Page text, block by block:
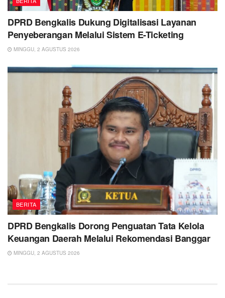
DPRD Bengkalis Dukung Digitalisasi Layanan
Penyeberangan Melalui Sistem E-Ticketing
MINGGU, 2 AGUSTUS 2026
BERITA
DPRD Bengkalis Dorong Penguatan Tata Kelola
Keuangan Daerah Melalui Rekomendasi Banggar
MINGGU, 2 AGUSTUS 2026